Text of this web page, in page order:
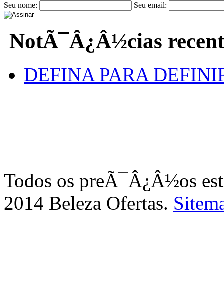
Seu nome: Seu email:
NotÃ¯Â¿Â½cias
DEFINA PARA
Todos os preÃ¯Â¿Â½os
2014 Beleza Ofertas.